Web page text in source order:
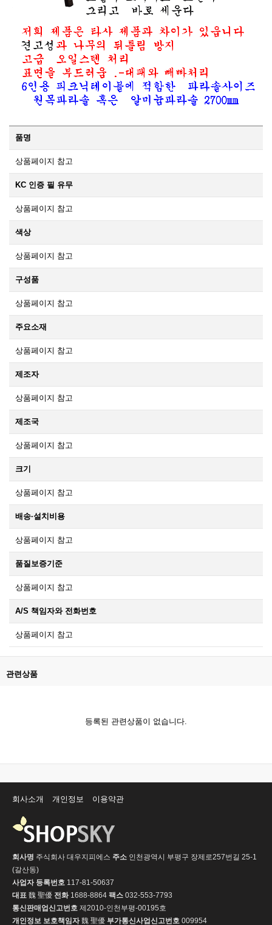
품명
상품페이지 참고
KC 인증 필 유무
상품페이지 참고
색상
상품페이지 참고
구성품
상품페이지 참고
주요소재
상품페이지 참고
제조자
상품페이지 참고
제조국
상품페이지 참고
크기
상품페이지 참고
배송·설치비용
상품페이지 참고
품질보증기준
상품페이지 참고
A/S 책임자와 전화번호
상품페이지 참고
관련상품
등록된 관련상품이 없습니다.
회사소개 개인정보 이용약관
회사명 주식회사 대우지피에스 주소 인천광역시 부평구 장제로257번길 25-1
(갈산동)
사업자 등록번호 117-81-50637
대표 魏 聖優 전화1688-8864 팩스 032-553-7793
통신판매업신고번호 제2010-인천부평-00195호
개인정보 보호책임자魏 聖優 부가통신사업신고번호 009954